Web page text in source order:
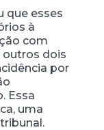
que esses
à
com
outros dois
por
Essa
uma